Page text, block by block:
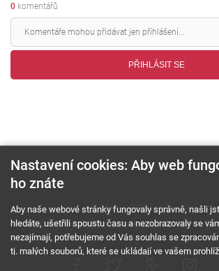
0 komentářů
PŘIHLÁSIT SE
O nás RSS feed
Podmínky použití a ochrana soukromí
Nastavení cookies: Aby web
ho znáte
Aby naše webové stránky fungovaly správně, našli
hledáte, ušetřili spoustu času a nezobrazovaly se
nezajímají, potřebujeme od Vás souhlas se
tj. malých souborů, které se ukládají ve vašem